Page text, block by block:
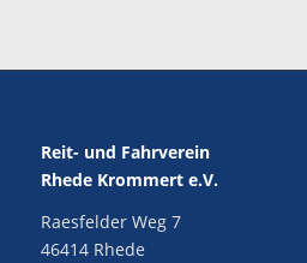
Reit- und Fahrverein
Rhede Krommert e.V.
Raesfelder Weg 7
46414 Rhede